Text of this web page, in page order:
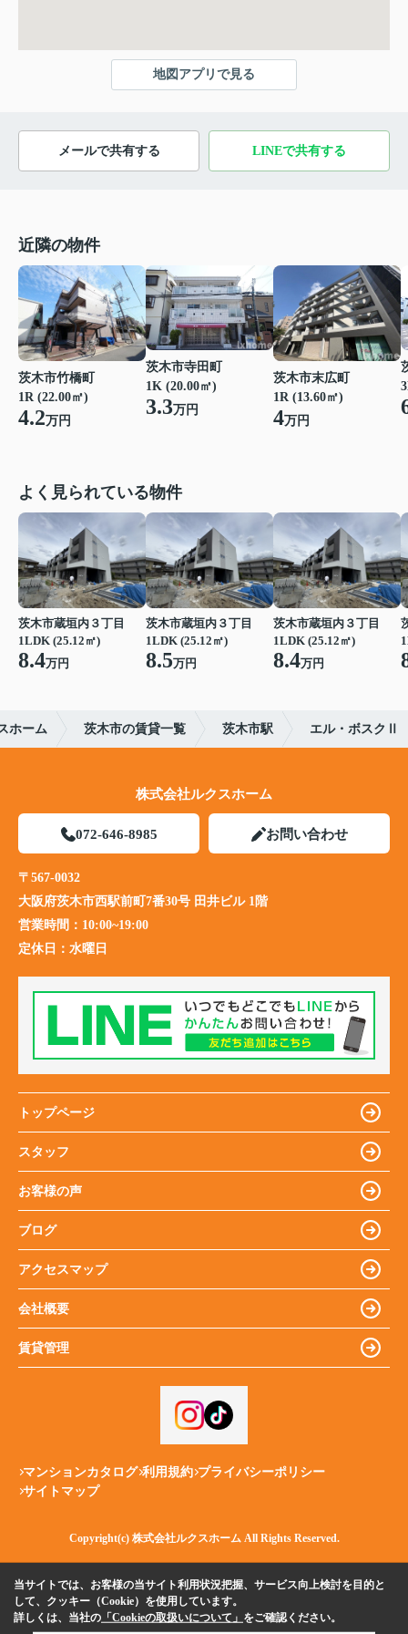
地図アプリで見る
メールで共有する LINEで共有する
近隣の物件
茨木市竹橋町
1R (22.00㎡)
4.2万円
茨木市寺田町
1K (20.00㎡)
3.3万円
茨木市末広町
1R (13.60㎡)
4万円
よく見られている物件
茨木市蔵垣内３丁目
1LDK (25.12㎡)
8.4万円
茨木市蔵垣内３丁目
1LDK (25.12㎡)
8.5万円
茨木市蔵垣内３丁目
1LDK (25.12㎡)
8.4万円
ホーム 茨木市の賃貸一覧 茨木市駅 エル・ボスクⅡ
株式会社ルクスホーム
072-646-8985 お問い合わせ
〒567-0032
大阪府茨木市西駅前町7番30号 田井ビル 1階
営業時間： 10:00~19:00
定休日： 水曜日
トップページ
スタッフ
お客様の声
ブログ
アクセスマップ
会社概要
賃貸管理
マンションカタログ 利用規約 プライバシーポリシー
サイトマップ
Copyright(c) 株式会社ルクスホーム All Rights Reserved.
当サイトでは、お客様の当サイト利用状況把握、サービス向上検討を目的と
して、クッキー（Cookie）を使用しています。
詳しくは、当社の 「Cookieの取扱いについて」 をご確認ください。